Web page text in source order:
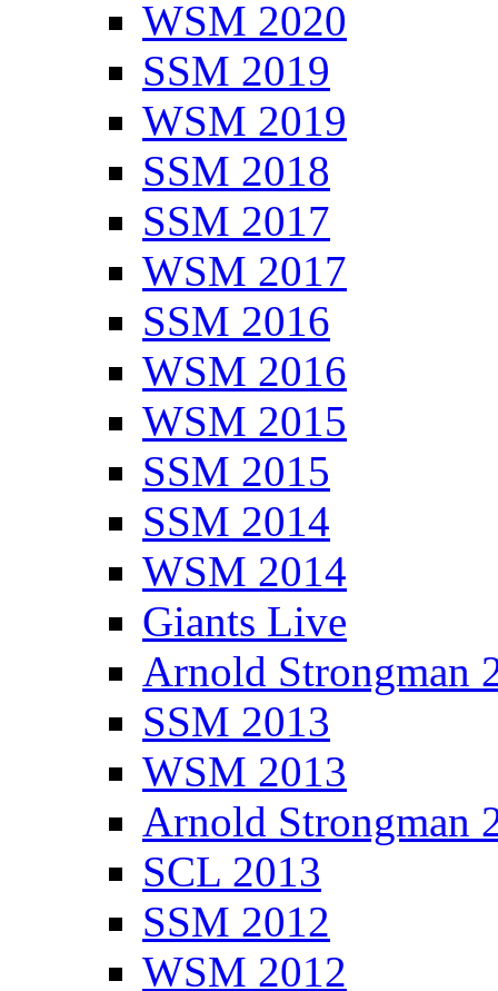
WSM 2020
SSM 2019
WSM 2019
SSM 2018
SSM 2017
WSM 2017
SSM 2016
WSM 2016
WSM 2015
SSM 2015
SSM 2014
WSM 2014
Giants Live
Arnold Strongman
SSM 2013
WSM 2013
Arnold Strongman
SCL 2013
SSM 2012
WSM 2012